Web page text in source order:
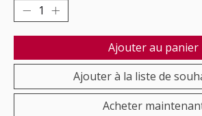
Ajouter au panier
Ajouter à la liste de
Acheter